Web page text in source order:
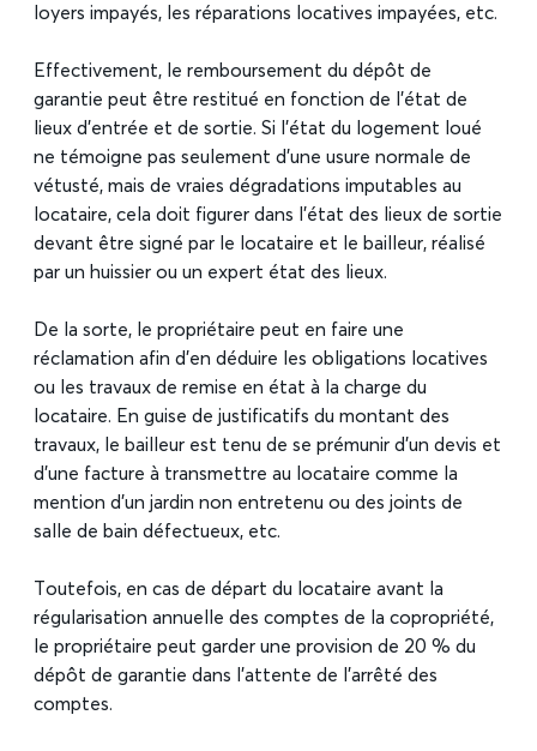
loyers impayés, les réparations locatives impayées, etc.
Effectivement, le remboursement du dépôt de
garantie peut être restitué en fonction de l’état de
lieux d’entrée et de sortie. Si l’état du logement loué
ne témoigne pas seulement d’une usure normale de
vétusté, mais de vraies dégradations imputables au
locataire, cela doit figurer dans l’état des lieux de sortie
devant être signé par le locataire et le bailleur, réalisé
par un huissier ou un expert état des lieux.
De la sorte, le propriétaire peut en faire une
réclamation afin d’en déduire les obligations locatives
ou les travaux de remise en état à la charge du
locataire. En guise de justificatifs du montant des
travaux, le bailleur est tenu de se prémunir d’un devis et
d’une facture à transmettre au locataire comme la
mention d’un jardin non entretenu ou des joints de
salle de bain défectueux, etc.
Toutefois, en cas de départ du locataire avant la
régularisation annuelle des comptes de la copropriété,
le propriétaire peut garder une provision de 20 % du
dépôt de garantie dans l’attente de l’arrêté des
comptes.